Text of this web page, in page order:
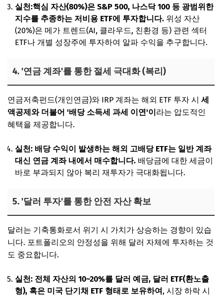
실천:핵심 자산(80%)은 S&P 500, 나스닥 100 등 광범위한
지수를 추종하는 저비용 ETF에 투자합니다. 위성 자산
(20%)은 메가 트렌드(AI, 클라우드, 친환경 등) 관련 섹터
ETF나 개별 성장주에 투자하여 알파 수익을 추구합니다.
4. '연금 계좌'를 통한 절세 극대화 (복리)
연금저축펀드(개인연금)와 IRP 계좌는 해외 ETF 투자 시 세
액공제와 더불어 '배당 소득세 과세 이연'이라는 압도적인
혜택을 제공합니다.
실천: 배당 수익이 발생하는 해외 고배당 ETF는 일반 계좌
대신 연금 계좌 내에서 매수합니다. 배당금에 대한 세금이
바로 부과되지 않아 복리 재투자가 극대화됩니다.
5. '달러 투자'를 통한 안전 자산 확보
달러는 기축통화로서 위기 시 가치가 상승하는 경향이 있습
니다. 포트폴리오의 안정성을 위해 달러 자체에 투자하는 것
도 중요합니다.
실천: 전체 자산의 10~20%를 달러 예금, 달러 ETF(환노출
형), 혹은 미국 단기채 ETF 형태로 보유하여, 시장 하락 시